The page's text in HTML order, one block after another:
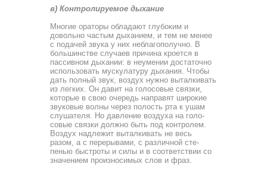
в) Контролируемое дыхание
Многие ораторы обладают глубоким и
довольно частым дыханием, и тем не менее
с подачей звука у них неблагопо­лучно. В
большинстве случаев причина кроется в
пассивном дыхании: в неумении достаточно
использовать мускулатуру дыхания. Чтобы
дать полный звук, воздух нужно выталки­вать
из легких. Он давит на голосовые связки,
которые в свою очередь направят широкие
звуковые волны через по­лость рта к ушам
слушателя. Но давление воздуха на голо­
совые связки должно быть под контролем.
Воздух надлежит выталкивать не весь
разом, а с перерывами, с различной сте­
пенью быстроты и силы и в соответствии со
значением про­износимых слов и фраз.